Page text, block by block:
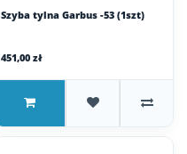
Szyba tylna Garbus -53 (1szt)
451,00 zł